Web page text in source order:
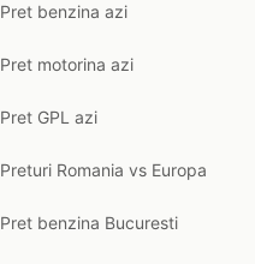
Pret benzina azi
Pret motorina azi
Pret GPL azi
Preturi Romania vs Europa
Pret benzina Bucuresti